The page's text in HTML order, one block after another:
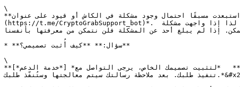
\
**الإجابة:** *إذا واجهت مشكلة في القالب وقد استبعدت مسبقًا احتمال وجود مشكلة في الكاش أو قيود على عنوان IP الخاص بك، يرجى التواصل مع* [*خدمة الدعم*]
(https://t.me/CryptoGrabSupport_bot)*. حدّد أي قالب كان سبب المشكلة بذكر اسمه والنطاق الذي واجهت عليه المشكلة. لا يمكننا متابعة صلاحية جميع التصاميم، لذا إذا واجهت مشكلة
إذا لم يبلغ أحد عن المشكلة فلن نتمكن من معرفتها بأنفسنا.*
* **سؤال:** **كيف أُثبت تصميمي؟**
\
**الإجابة:**   *لتثبيت تصميمك الخاص، يرجى التواصل مع* [*خدمة الدعم*](https://t.me/CryptoGrabSupport_bot)*، وإرسال رابط الموقع أو التصميم الذي تريد تثبيته. اطلب منهم
تنفيذ طلبك. بعد ملاحظة رسالتك سيتم معالجتها وستُنفّذ طلبك.*&#x20;